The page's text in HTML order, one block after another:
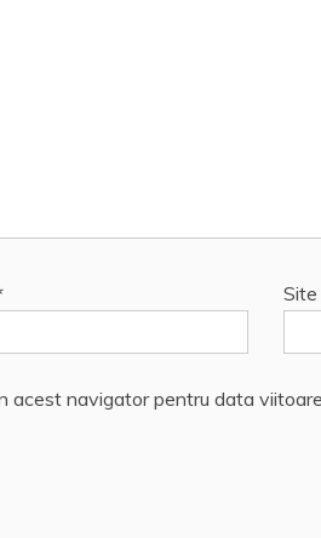
acest navigator pentru data